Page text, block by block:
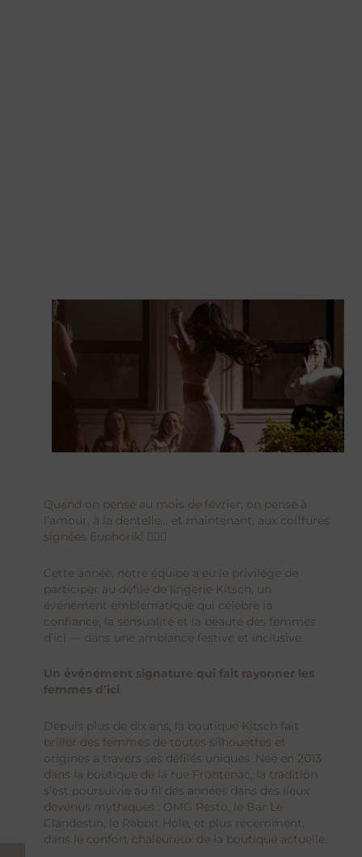
Quand on pense au mois de février, on pense à
l’amour, à la dentelle… et maintenant, aux coiffures
signées Euphorik! 💇‍♀️✨
Cette année, notre équipe a eu le privilège de
participer au défilé de lingerie Kitsch, un
événement emblématique qui célèbre la
confiance, la sensualité et la beauté des femmes
d’ici — dans une ambiance festive et inclusive.
Un événement signature qui fait rayonner les
femmes d’ici
Depuis plus de dix ans, la boutique Kitsch fait
briller des femmes de toutes silhouettes et
origines à travers ses défilés uniques. Née en 2013
dans la boutique de la rue Frontenac, la tradition
s’est poursuivie au fil des années dans des lieux
devenus mythiques : OMG Resto, le Bar Le
Clandestin, le Rabbit Hole, et plus récemment,
dans le confort chaleureux de la boutique actuelle.